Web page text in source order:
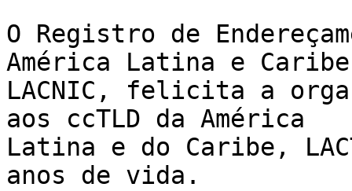
O Registro de
América Latina e
LACNIC, felicita a
aos ccTLD da América
Latina e do Caribe,
anos de vida.